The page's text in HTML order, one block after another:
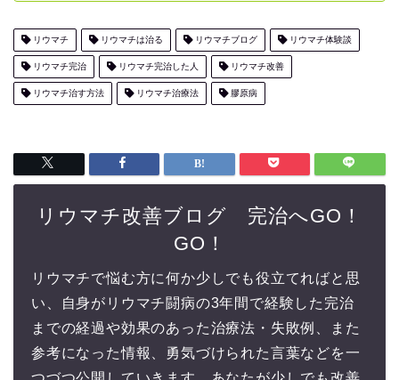
リウマチ リウマチは治る リウマチブログ リウマチ体験談
リウマチ完治 リウマチ完治した人 リウマチ改善
リウマチ治す方法 リウマチ治療法 膠原病
リウマチ改善ブログ 完治へGO！
GO！
リウマチで悩む方に何か少しでも役立てればと思
い、自身がリウマチ闘病の3年間で経験した完治
までの経過や効果のあった治療法・失敗例、また
参考になった情報、勇気づけられた言葉などを一